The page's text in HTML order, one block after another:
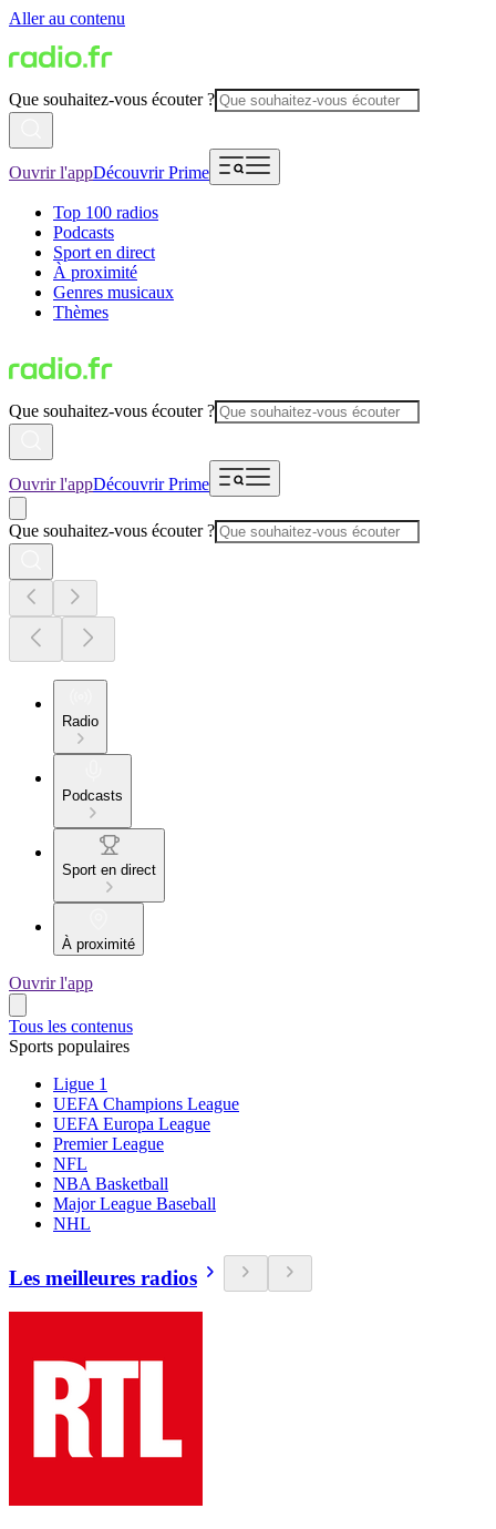
Aller au contenu
Que souhaitez-vous écouter ?
Ouvrir l'appDécouvrir Prime
Top 100 radios
Podcasts
Sport en direct
À proximité
Genres musicaux
Thèmes
Que souhaitez-vous écouter ?
Ouvrir l'appDécouvrir Prime
Que souhaitez-vous écouter ?
Radio
Podcasts
Sport en direct
À proximité
Ouvrir l'app
Tous les contenus
Sports populaires
Ligue 1
UEFA Champions League
UEFA Europa League
Premier League
NFL
NBA Basketball
Major League Baseball
NHL
Les meilleures radios